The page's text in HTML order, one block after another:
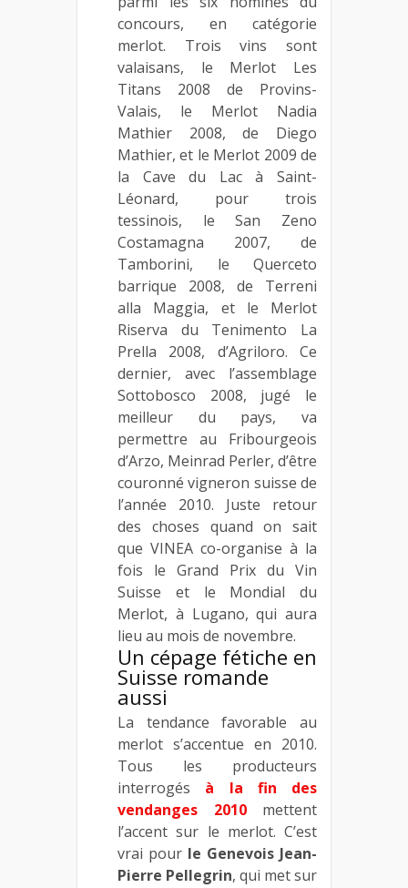
concours, en catégorie
merlot. Trois vins sont
valaisans, le Merlot Les
Titans 2008 de Provins-
Valais, le Merlot Nadia
Mathier 2008, de Diego
Mathier, et le Merlot 2009 de
la Cave du Lac à Saint-
Léonard, pour trois
tessinois, le San Zeno
Costamagna 2007, de
Tamborini, le Querceto
barrique 2008, de Terreni
alla Maggia, et le Merlot
Riserva du Tenimento La
Prella 2008, d’Agriloro. Ce
dernier, avec l’assemblage
Sottobosco 2008, jugé le
meilleur du pays, va
permettre au Fribourgeois
d’Arzo, Meinrad Perler, d’être
couronné vigneron suisse de
l’année 2010. Juste retour
des choses quand on sait
que VINEA co-organise à la
fois le Grand Prix du Vin
Suisse et le Mondial du
Merlot, à Lugano, qui aura
lieu au mois de novembre.
Un cépage fétiche en
Suisse romande
aussi
La tendance favorable au
merlot s’accentue en 2010.
Tous les producteurs
interrogés à la fin des
vendanges 2010 mettent
l’accent sur le merlot. C’est
vrai pour le Genevois Jean-
Pierre Pellegrin, qui met sur